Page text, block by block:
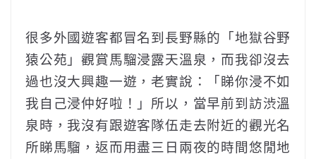
很多外國遊客都冒名到長野縣的「地獄谷野
猿公苑」觀賞馬騮浸露天溫泉，而我卻沒去
過也沒大興趣一遊，老實說：「睇你浸不如
我自己浸仲好啦！」所以，當早前到訪渋溫
泉時，我沒有跟遊客隊伍走去附近的觀光名
所睇馬騮，返而用盡三日兩夜的時間悠閒地